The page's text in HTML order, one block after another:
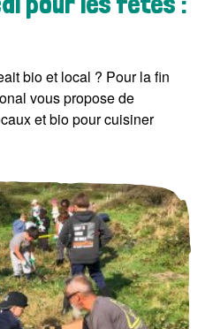
bio et local ? Pour la fin
vous propose de
et bio pour cuisiner